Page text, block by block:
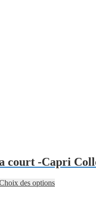
court -Capri
des options